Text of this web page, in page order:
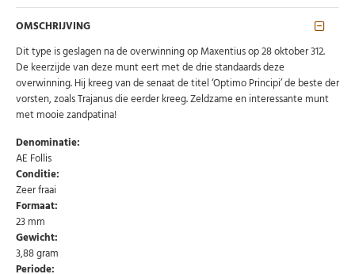
OMSCHRIJVING
Dit type is geslagen na de overwinning op Maxentius op 28 oktober 312.
De keerzijde van deze munt eert met de drie standaards deze
overwinning. Hij kreeg van de senaat de titel ‘Optimo Principi’ de beste der
vorsten, zoals Trajanus die eerder kreeg. Zeldzame en interessante munt
met mooie zandpatina!
Denominatie:
AE Follis
Conditie:
Zeer fraai
Formaat:
23 mm
Gewicht:
3,88 gram
Periode: